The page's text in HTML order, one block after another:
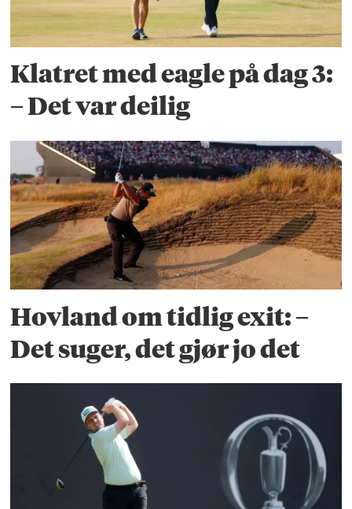
Klatret med eagle på dag 3:
– Det var deilig
Hovland om tidlig exit: –
Det suger, det gjør jo det